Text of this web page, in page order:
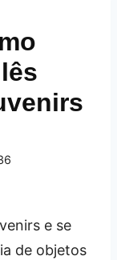
e se
de objetos